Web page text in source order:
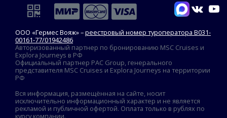
ООО «Гермес Вояж» –реестровый номер туроператора В031-
00161-77/01942486
Авторизованный партнер по бронированию MSC Cruises и
Explora Journeys в РФ
Официальный партнер PAC Group, генерального
представителя MSC Cruises и Explora Journeys на территории
РФ
Вся информация, размещённая на сайте, носит
исключительно информационный характер и не является
рекламой и публичной офертой. Оплата только в рублях по
курсу компании.